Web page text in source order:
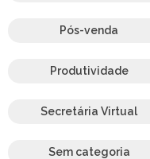
Pós-venda
Produtividade
Secretária Virtual
Sem categoria